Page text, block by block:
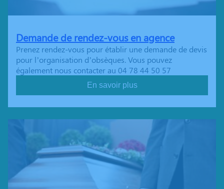
Demande de rendez-vous en agence
Prenez rendez-vous pour établir une demande de devis
pour l’organisation d’obsèques. Vous pouvez
également nous contacter au 04 78 44 50 57
En savoir plus